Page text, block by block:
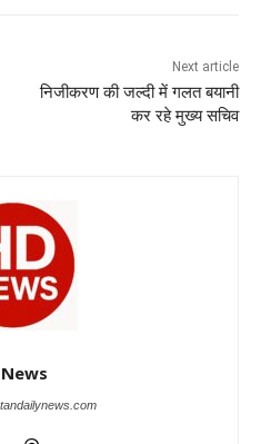
Next article
निजीकरण की जल्दी में गलत बयानी
कर रहे मुख्य सचिव